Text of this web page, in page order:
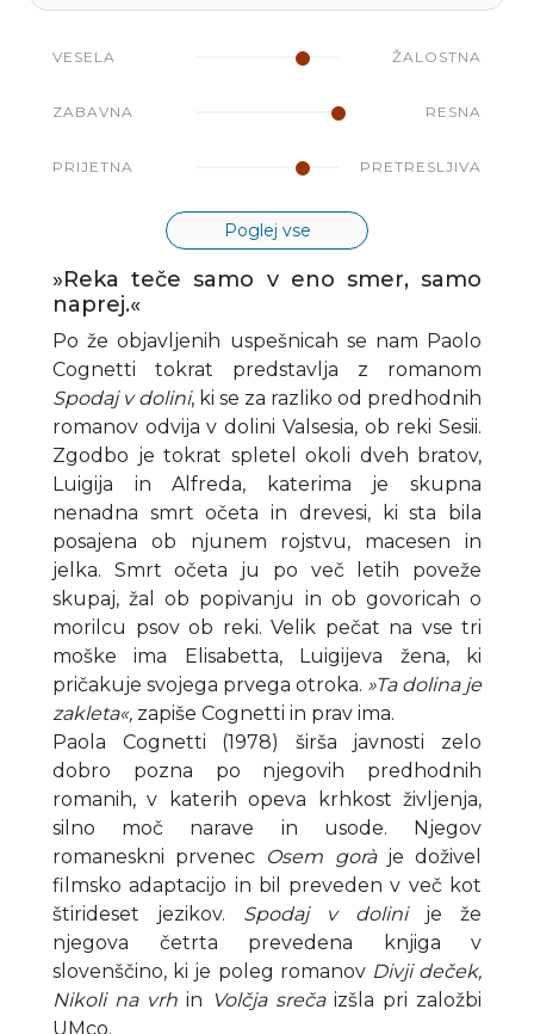
VESELA ŽALOSTNA
ZABAVNA RESNA
PRIJETNA PRETRESLJIVA
Poglej vse
»Reka teče samo v eno smer, samo
naprej.«
Po že objavljenih uspešnicah se nam Paolo
Cognetti tokrat predstavlja z romanom
Spodaj v dolini, ki se za razliko od predhodnih
romanov odvija v dolini Valsesia, ob reki Sesii.
Zgodbo je tokrat spletel okoli dveh bratov,
Luigija in Alfreda, katerima je skupna
nenadna smrt očeta in drevesi, ki sta bila
posajena ob njunem rojstvu, macesen in
jelka. Smrt očeta ju po več letih poveže
skupaj, žal ob popivanju in ob govoricah o
morilcu psov ob reki. Velik pečat na vse tri
moške ima Elisabetta, Luigijeva žena, ki
pričakuje svojega prvega otroka. »Ta dolina je
zakleta«, zapiše Cognetti in prav ima.
Paola Cognetti (1978) širša javnosti zelo
dobro pozna po njegovih predhodnih
romanih, v katerih opeva krhkost življenja,
silno moč narave in usode. Njegov
romaneskni prvenec Osem goràje doživel
filmsko adaptacijo in bil preveden v več kot
štirideset jezikov. Spodaj v dolinije že
njegova četrta prevedena knjiga v
slovenščino, ki je poleg romanov Divji deček,
Nikoli na vrh in Volčja srečaizšla pri založbi
UMco.